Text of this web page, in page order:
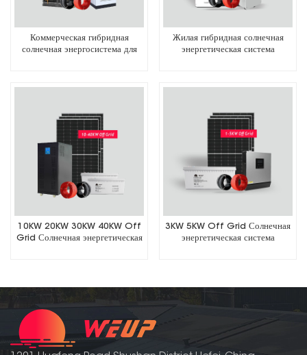
Коммерческая гибридная
солнечная энергосистема для
Жилая гибридная солнечная
энергетическая система
10KW 20KW 30KW 40KW Off
Grid Солнечная энергетическая
3KW 5KW Off Grid Солнечная
энергетическая система